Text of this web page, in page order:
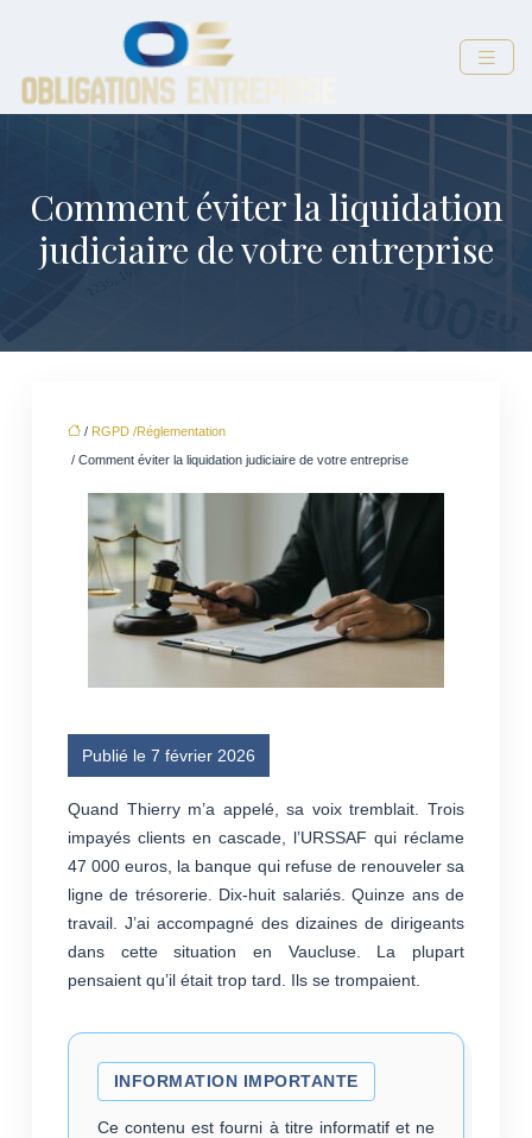
Comment éviter la liquidation
judiciaire de votre entreprise
/ RGPD /Réglementation
/ Comment éviter la liquidation judiciaire de votre entreprise
Publié le 7 février 2026
Quand Thierry m’a appelé, sa voix tremblait. Trois
impayés clients en cascade, l’URSSAF qui réclame
47 000 euros, la banque qui refuse de renouveler sa
ligne de trésorerie. Dix-huit salariés. Quinze ans de
travail. J’ai accompagné des dizaines de dirigeants
dans cette situation en Vaucluse. La plupart
pensaient qu’il était trop tard. Ils se trompaient.
INFORMATION IMPORTANTE
Ce contenu est fourni à titre informatif et ne